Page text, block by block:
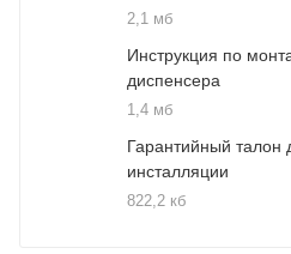
2,1 мб
Инструкция по
диспенсера
1,4 мб
Гарантийный талон
инсталляции
822,2 кб